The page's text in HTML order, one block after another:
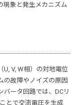
現象と発生メカニズム
V, W相）の対地電位
の故障やノイズの原因
バータ回路では、DCリ
とで交流電圧を生成